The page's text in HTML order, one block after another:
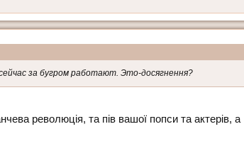
за бугром работают. Это-досягнення?
революція, та пів вашої попси та актерів, а